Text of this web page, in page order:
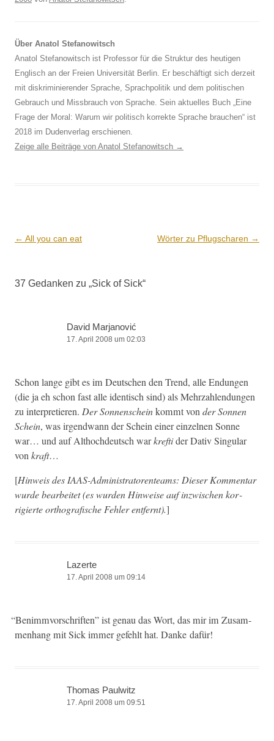
Über Anatol Stefanowitsch
Anatol Stefanowitsch ist Professor für die Struktur des heutigen
Englisch an der Freien Universität Berlin. Er beschäftigt sich derzeit
mit diskriminierender Sprache, Sprachpolitik und dem politischen
Gebrauch und Missbrauch von Sprache. Sein aktuelles Buch „Eine
Frage der Moral: Warum wir politisch korrekte Sprache brauchen“ ist
2018 im Dudenverlag erschienen.
Zeige alle Beiträge von Anatol Stefanowitsch →
Beitrags-
← All you can eat Wörter zu Pflugscharen →
37 Gedanken zu „Sick of Sick“
David Marjanović
17. April 2008 um 02:03
Schon lange gibt es im Deutschen den Trend, alle Endun­gen
(die ja eh schon fast alle iden­tisch sind) als Mehrzahlen­dun­gen
zu inter­pretieren. Der Son­nen­scheinkommt vonder Son­nen
Schein, was irgend­wann der Schein ein­er einzel­nen Sonne
war… und auf Althochdeutsch warkreftider Dativ Sin­gu­lar
vonkraft…
[Hin­weis des IAAS-Admin­is­tra­torenteams: Dieser Kom­men­tar
wurde bear­beit­et (es wur­den Hin­weise auf inzwis­chen kor­
rigierte orthografis­che Fehler ent­fer­nt).]
Lazerte
17. April 2008 um 09:14
“Ben­im­mvorschriften” ist genau das Wort, das mir im Zusam­
men­hang mit Sick immer gefehlt hat. Danke dafür!
Thomas Paulwitz
17. April 2008 um 09:51